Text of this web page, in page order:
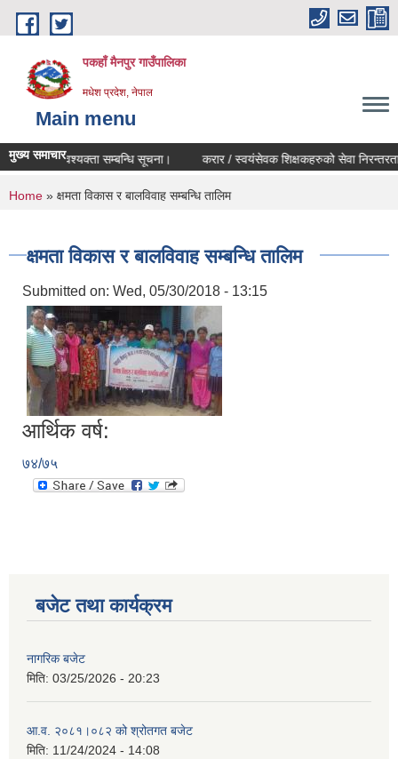
Skip to main content
पकहाँ मैनपुर गाउँपालिका
मधेश प्रदेश, नेपाल
Main menu
मुख्य समाचार
(परिचर) आवश्यक्ता सम्बन्धि सूचना। करार / स्वयंसेवक शिक्षकहरुको सेवा निरन्तरता
You are here
Home » क्षमता विकास र बालविवाह सम्बन्धि तालिम
क्षमता विकास र बालविवाह सम्बन्धि तालिम
Submitted on: Wed, 05/30/2018 - 13:15
आर्थिक वर्ष:
७४/७५
बजेट तथा कार्यक्रम
नागरिक बजेट
मिति: 03/25/2026 - 20:23
आ.व. २०८१।०८२ को श्रोतगत बजेट
मिति: 11/24/2024 - 14:08